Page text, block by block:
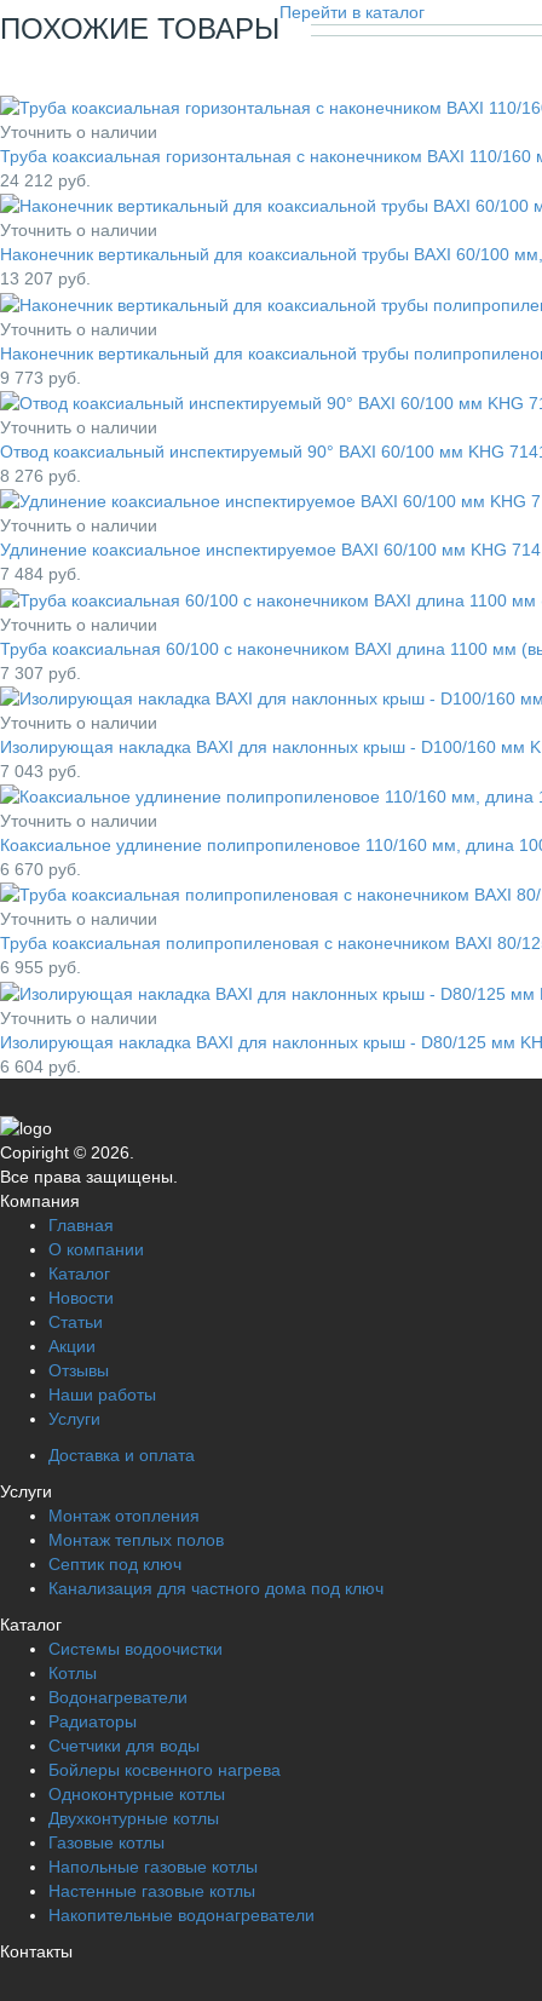
ПОХОЖИЕ ТОВАРЫПерейти в каталог
Уточнить о наличии
Труба коаксиальная горизонтальная с наконечником BAXI 110/
24 212 руб.
Уточнить о наличии
Наконечник вертикальный для коаксиальной трубы BAXI 60/100
13 207 руб.
Уточнить о наличии
Наконечник вертикальный для коаксиальной трубы
9 773 руб.
Уточнить о наличии
Отвод коаксиальный инспектируемый 90° BAXI 60/100 мм KHG
8 276 руб.
Уточнить о наличии
Удлинение коаксиальное инспектируемое BAXI 60/100 мм KHG
7 484 руб.
Уточнить о наличии
Труба коаксиальная 60/100 с наконечником BAXI длина 1100 мм
7 307 руб.
Уточнить о наличии
Изолирующая накладка BAXI для наклонных крыш - D100/160 мм
7 043 руб.
Уточнить о наличии
Коаксиальное удлинение полипропиленовое 110/160 мм, длина
6 670 руб.
Уточнить о наличии
Труба коаксиальная полипропиленовая с наконечником BAXI
6 955 руб.
Уточнить о наличии
Изолирующая накладка BAXI для наклонных крыш - D80/125 мм
6 604 руб.
Copiright © 2026.
Все права защищены.
Компания
Главная
О компании
Каталог
Новости
Статьи
Акции
Отзывы
Наши работы
Услуги
Доставка и оплата
Услуги
Монтаж отопления
Монтаж теплых полов
Септик под ключ
Канализация для частного дома под ключ
Каталог
Системы водоочистки
Котлы
Водонагреватели
Радиаторы
Cчетчики для воды
Бойлеры косвенного нагрева
Одноконтурные котлы
Двухконтурные котлы
Газовые котлы
Напольные газовые котлы
Настенные газовые котлы
Накопительные водонагреватели
Контакты